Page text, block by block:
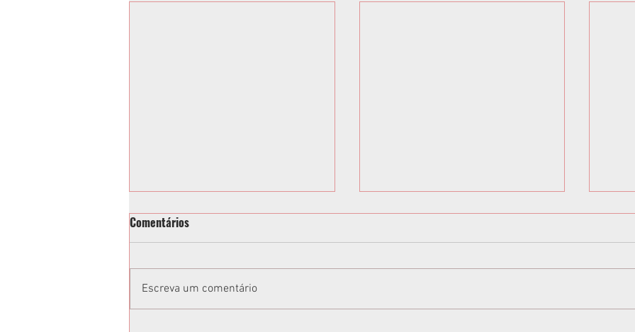
Comentários
Escreva um comentário